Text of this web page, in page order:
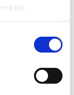
y menos